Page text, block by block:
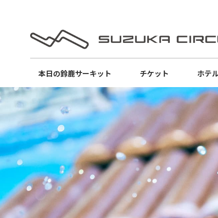
本日の鈴鹿サーキット チケット ホテ